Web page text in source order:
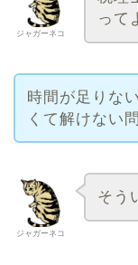
ジャガーネコ
って
時間が足りな
くて解けない
ジャガーネコ
そう